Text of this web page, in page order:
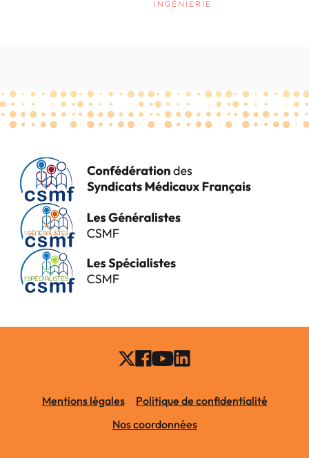
Mentions légales
Politique de confidentialité
Nos coordonnées